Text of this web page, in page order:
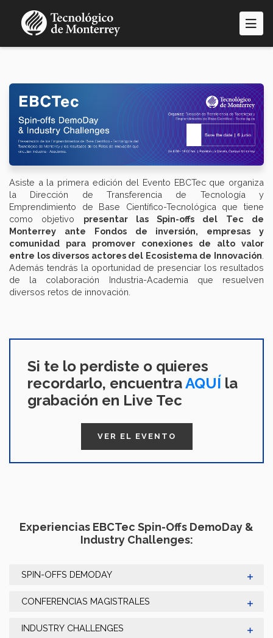
contenido
Asiste a la primera edición del Evento EBCTec que organiza
la Dirección de Transferencia de Tecnología y
Emprendimiento de Base Científico-Tecnológica que tiene
como objetivo presentar las Spin-offs del Tec de
Monterrey ante Fondos de inversión, empresas y
comunidad para promover conexiones de alto valor
entre los diversos actores del Ecosistema de Innovación.
Además tendrás la oportunidad de presenciar los resultados
de la colaboración Industria-Academia que resuelven
diversos retos de innovación.
Si te lo perdiste o quieres
recordarlo, encuentraAQUÍ la
grabación en Live Tec
VER EL EVENTO
Experiencias EBCTec Spin-Offs DemoDay &
Industry Challenges:
SPIN-OFFS DEMODAY
CONFERENCIAS MAGISTRALES
INDUSTRY CHALLENGES